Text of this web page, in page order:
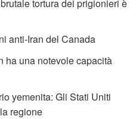
tortura dei prigionieri è
anti-Iran del Canada
ha una notevole capacità
yemenita: Gli Stati Uniti
regione